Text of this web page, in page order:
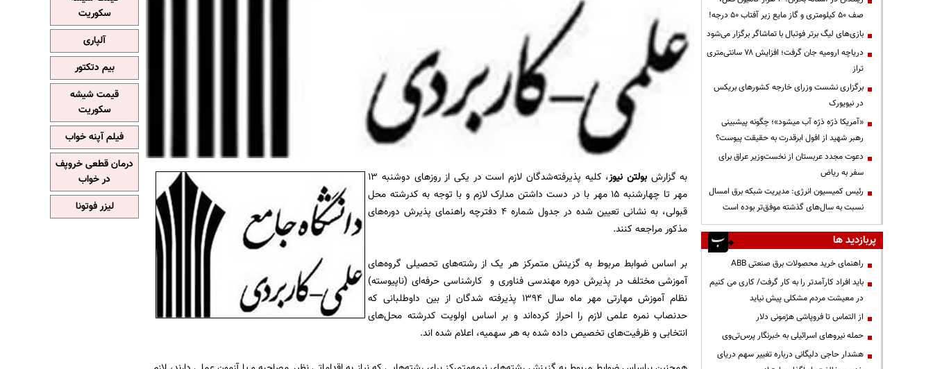
به گزارشبولتن نیوز
، كلیه پذیرفته‌شدگان لازم است در یكی از روزهای دوشنبه ۱۳
مهر تا چهارشنبه ۱۵ مهر با در دست داشتن مدارک لازم و با توجه به كدرشته محل
قبولی، به نشانی تعیین شده در جدول شماره ۴ دفترچه راهنمای پذیرش دوره‌های
مذكور مراجعه کنند.
بر اساس ضوابط مربوط به گزینش متمركز هر یک از رشته‌های تحصیلی گروه‌های
آموزشی مختلف ‌در ‌پذیرش دوره ‌مهندسی ‌فناوری ‌و ‌‌ كارشناسی‌ حرفه‌ای (ناپیوسته)
نظام ‌آموزش‌ مهارتی مهر ماه سال ‌‌۱۳۹۴‌ پذیرفته شدگان از بین داوطلبانی كه
حدنصاب نمره علمی لازم را احراز كرده‌اند و بر اساس اولویت كدرشته محل‌های
انتخابی و ظرفیت‌های تخصیص داده شده به هر سهمیه، اعلام شده اند.
صف ۵۰ کیلومتری و گاز مایع زیر آفتاب ۵۰ درجه!
بازی‌های لیگ برتر فوتبال با تماشاگر برگزار می‌شود
دریاچه ارومیه جان گرفت؛ افزایش ۷۸ سانتی‌متری
تراز
برگزاری نشست وزرای خارجه کشورهای بریکس
در نیویورک
«آمریکا ذرّه ذرّه آب میشود»؛ چگونه پیشبینی
رهبر شهید از افول ابرقدرت به حقیقت پیوست؟
دعوت مجدد عربستان از نخست‌وزیر عراق برای
سفر به ریاض
رئیس کمیسیون انرژی: مدیریت شبکه برق امسال
نسبت به سال‌های گذشته موفق‌تر بوده است
پربازدید ها
راهنمای خرید محصولات برق صنعتی ABB
باید افراد کارآمدتر را به کار گرفت/ کاری می کنیم
در معیشت مردم مشکلی پیش نیاید
از التماس تا فروپاشی هژمونی دلار
حمله نیروهای اسرائیلی به خبرنگار پرس‌تی‌وی
هشدار حاجی دلیگانی درباره تغییر سهم دریای
سکوریت
آلپاری
بیم دتکتور
قیمت شیشه
سکوریت
فیلم آپنه خواب
درمان قطعی خروپف
در خواب
لیزر فوتونا